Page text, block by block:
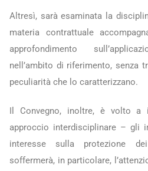
Altresì, sarà esaminata la
materia contrattuale
approfondimento
nell’ambito di riferimento, senza
peculiarità che lo caratterizzano.
Il Convegno, inoltre, è volto a
approccio interdisciplinare – gli
interesse sulla protezione
soffermerà, in particolare,